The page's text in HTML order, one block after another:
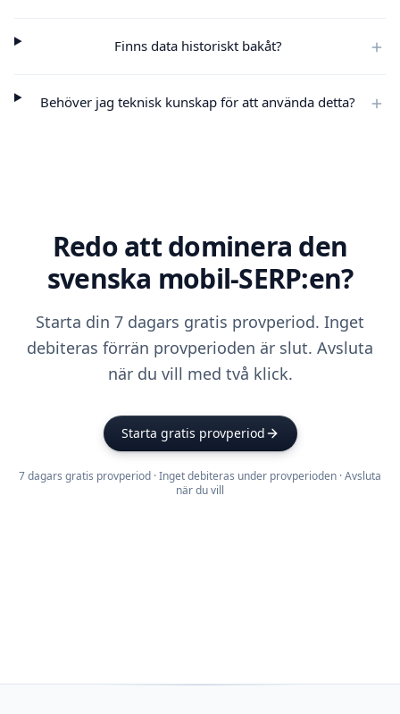
Finns data historiskt bakåt?
Behöver jag teknisk kunskap för att använda detta?
Redo att dominera den
svenska mobil-SERP:en?
Starta din 7 dagars gratis provperiod. Inget
debiteras förrän provperioden är slut. Avsluta
när du vill med två klick.
Starta gratis provperiod
7 dagars gratis provperiod · Inget debiteras under provperioden · Avsluta
när du vill